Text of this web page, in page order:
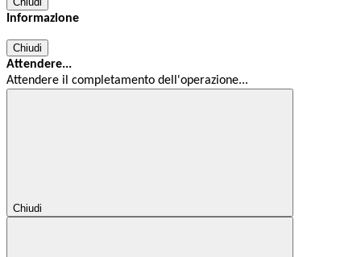
Informazione
Chiudi
Attendere...
Attendere il completamento dell'operazione...
Chiudi